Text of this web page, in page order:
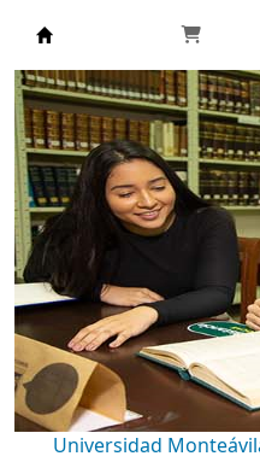
Biblioteca
Universidad